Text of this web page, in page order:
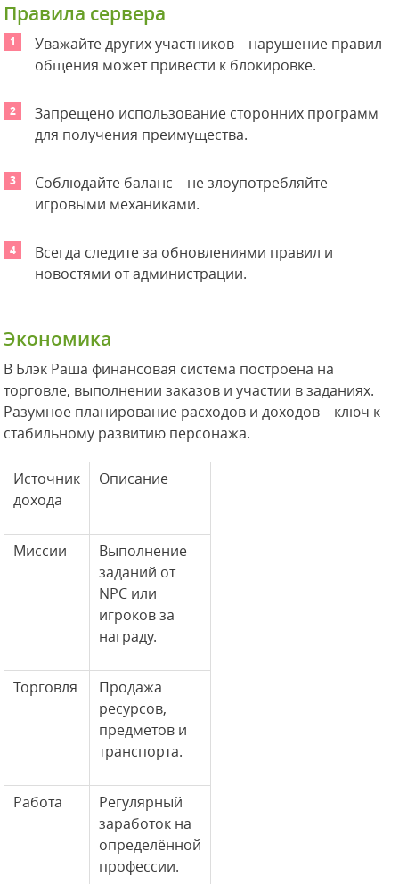
Правила сервера
Уважайте других участников – нарушение правил
общения может привести к блокировке.
Запрещено использование сторонних программ
для получения преимущества.
Соблюдайте баланс – не злоупотребляйте
игровыми механиками.
Всегда следите за обновлениями правил и
новостями от администрации.
Экономика
В Блэк Раша финансовая система построена на
торговле, выполнении заказов и участии в заданиях.
Разумное планирование расходов и доходов – ключ к
стабильному развитию персонажа.
Источник
дохода
Описание
Миссии
Выполнение
заданий от
NPC или
игроков за
награду.
Торговля
Продажа
ресурсов,
предметов и
транспорта.
Работа
Регулярный
заработок на
определённой
профессии.